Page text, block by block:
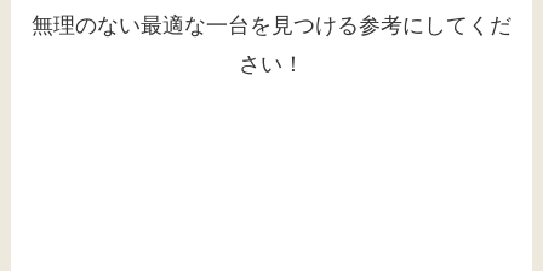
無理のない最適な一台を見つける参考にしてくだ
さい！